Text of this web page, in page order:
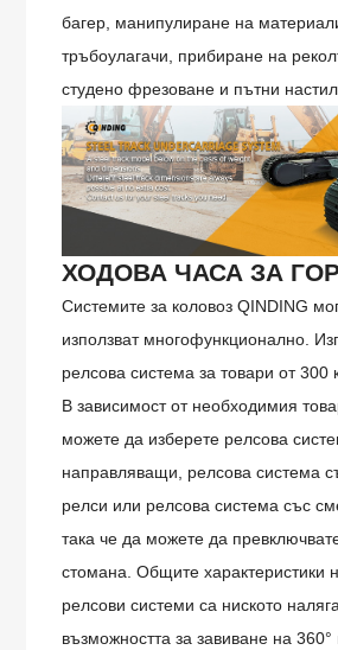
багер, манипулиране на
тръбоулагачи, прибиране на
студено фрезоване и пътни
ХОДОВА ЧАСА ЗА
Системите за коловоз QINDING
използват многофункционално.
релсова система за товари от 300
В зависимост от необходимия
можете да изберете релсова
направляващи, релсова система
релси или релсова система със
така че да можете да
стомана. Общите характеристики
релсови системи са ниското
възможността за завиване на 360°